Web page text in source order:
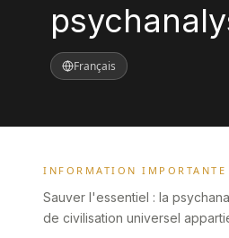
Français
INFORMATION IMPORTANTE
Sauver l'essentiel : la
de civilisation universel